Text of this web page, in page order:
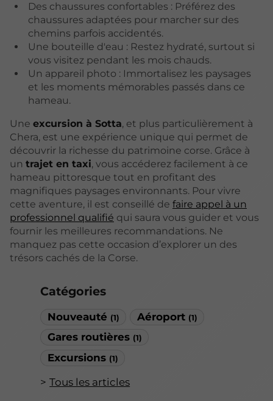
Catégories
Nouveauté (1) Aéroport (1)
Gares routières (1)
Excursions (1)
Tous les articles
Des chaussures confortables : Préférez des
chaussures adaptées pour marcher sur des
chemins parfois accidentés.
Une bouteille d'eau : Restez hydraté, surtout si
vous visitez pendant les mois chauds.
Un appareil photo : Immortalisez les paysages
et les moments mémorables passés dans ce
hameau.
Une excursion à Sotta, et plus particulièrement à
Chera, est une expérience unique qui permet de
découvrir la richesse du patrimoine corse. Grâce à
un trajet en taxi, vous accéderez facilement à ce
hameau pittoresque tout en profitant des
magnifiques paysages environnants. Pour vivre
cette aventure, il est conseillé de faire appel à un
professionnel qualifié qui saura vous guider et vous
fournir les meilleures recommandations. Ne
manquez pas cette occasion d’explorer un des
trésors cachés de la Corse.